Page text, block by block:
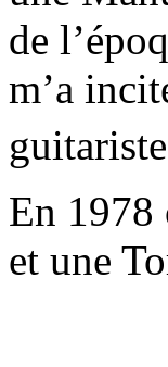
de
m’a
En 1978
et une